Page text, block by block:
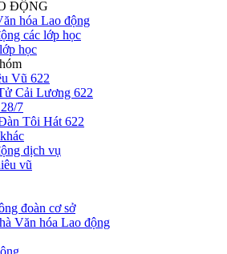
ĐỘNG
hóa Lao động
các lớp học
học
Vũ 622
Cải Lương 622
7
Tôi Hát 622
dịch vụ
vũ
đoàn cơ sở
Văn hóa Lao động